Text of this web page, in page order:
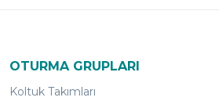
OTURMA GRUPLARI
Koltuk Takımları